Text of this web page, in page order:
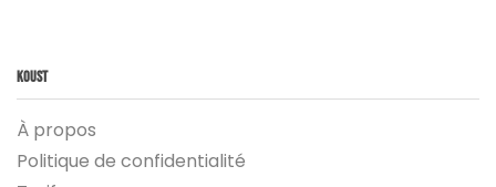
Koust
À propos
Politique de confidentialité